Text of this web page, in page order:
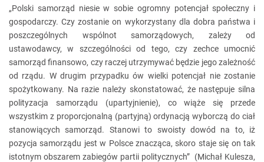
„Polski samorząd niesie w sobie ogromny potencjał społeczny i
gospodarczy. Czy zostanie on wykorzystany dla dobra państwa i
poszczególnych wspólnot samorządowych, zależy od
ustawodawcy, w szczególności od tego, czy zechce umocnić
samorząd finansowo, czy raczej utrzymywać będzie jego zależność
od rządu. W drugim przypadku ów wielki potencjał nie zostanie
spożytkowany. Na razie należy skonstatować, że następuje silna
polityzacja samorządu (upartyjnienie), co wiąże się przede
wszystkim z proporcjonalną (partyjną) ordynacją wyborczą do ciał
stanowiących samorząd. Stanowi to swoisty dowód na to, iż
pozycja samorządu jest w Polsce znacząca, skoro staje się on tak
istotnym obszarem zabiegów partii politycznych” (Michał Kulesza,